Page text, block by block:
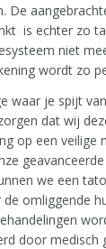
De
is echter zo
niet
wordt zo
waar je spijt
dat wij
op een veilige
geavanceerde
we een
omliggende
door medisch